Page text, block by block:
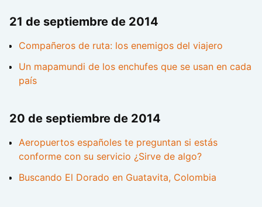
21 de septiembre de 2014
Compañeros de ruta: los enemigos del viajero
Un mapamundi de los enchufes que se usan en cada
país
20 de septiembre de 2014
Aeropuertos españoles te preguntan si estás
conforme con su servicio ¿Sirve de algo?
Buscando El Dorado en Guatavita, Colombia